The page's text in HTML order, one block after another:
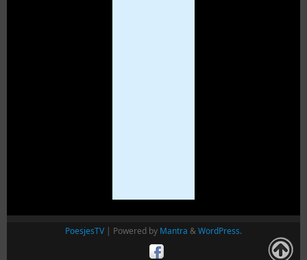
PoesjesTV | Powered by Mantra &WordPress.